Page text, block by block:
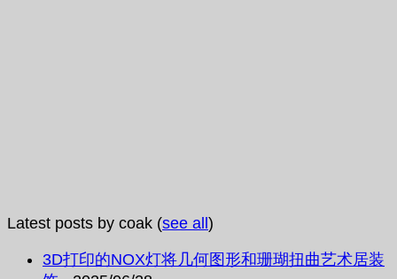
Latest posts by coak (see all)
3D打印的NOX灯将几何图形和珊瑚扭曲艺术居装